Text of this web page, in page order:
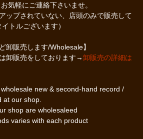
気軽にご連絡下さいませ。
ップされていない、店頭のみで販売して
トルございます）
卸販売します/Wholesale】
卸販売をしております→卸販売の詳細は
new & second-hand record /
at our shop.
shop are wholesaleed
varies with each product